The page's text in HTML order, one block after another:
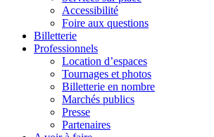
Accessibilité
Foire aux questions
Billetterie
Professionnels
Location d’espaces
Tournages et photos
Billetterie en nombre
Marchés publics
Presse
Partenaires